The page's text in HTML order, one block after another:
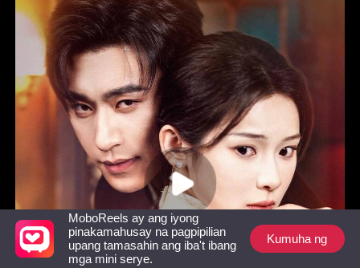
MoboReels ay ang iyong
pinakamahusay na pagpipilian
upang tamasahin ang iba't ibang
mga mini serye.
Kumuha ng